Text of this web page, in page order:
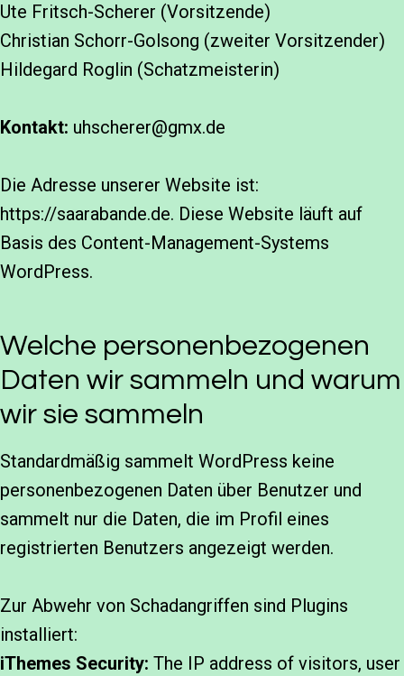
Ute Fritsch-Scherer (Vorsitzende)
Christian Schorr-Golsong (zweiter Vorsitzender)
Hildegard Roglin (Schatzmeisterin)
Kontakt: uhscherer@gmx.de
Die Adresse unserer Website ist:
https://saarabande.de. Diese Website läuft auf
Basis des Content-Management-Systems
WordPress.
Welche personenbezogenen
Daten wir sammeln und warum
wir sie sammeln
Standardmäßig sammelt WordPress keine
personenbezogenen Daten über Benutzer und
sammelt nur die Daten, die im Profil eines
registrierten Benutzers angezeigt werden.
Zur Abwehr von Schadangriffen sind Plugins
installiert:
iThemes Security: The IP address of visitors, user